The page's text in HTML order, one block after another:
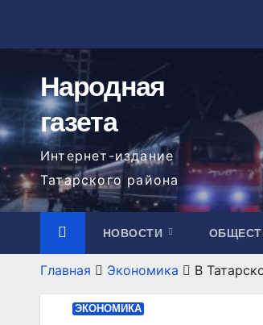
содержимому
Народная
газета
Интернет-издание
Татарского района
НОВОСТИ
Главная Экономика В
ЭКОНОМИКА